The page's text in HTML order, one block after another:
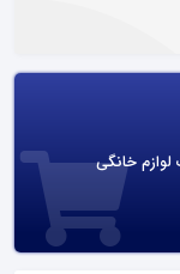
خانگی